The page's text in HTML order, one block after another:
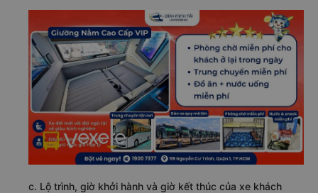
c. Lộ trình, giờ khởi hành và giờ kết thúc của xe khách